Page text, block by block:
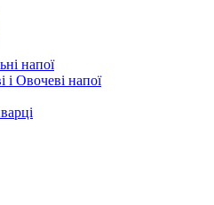
напої
і Овочеві напої